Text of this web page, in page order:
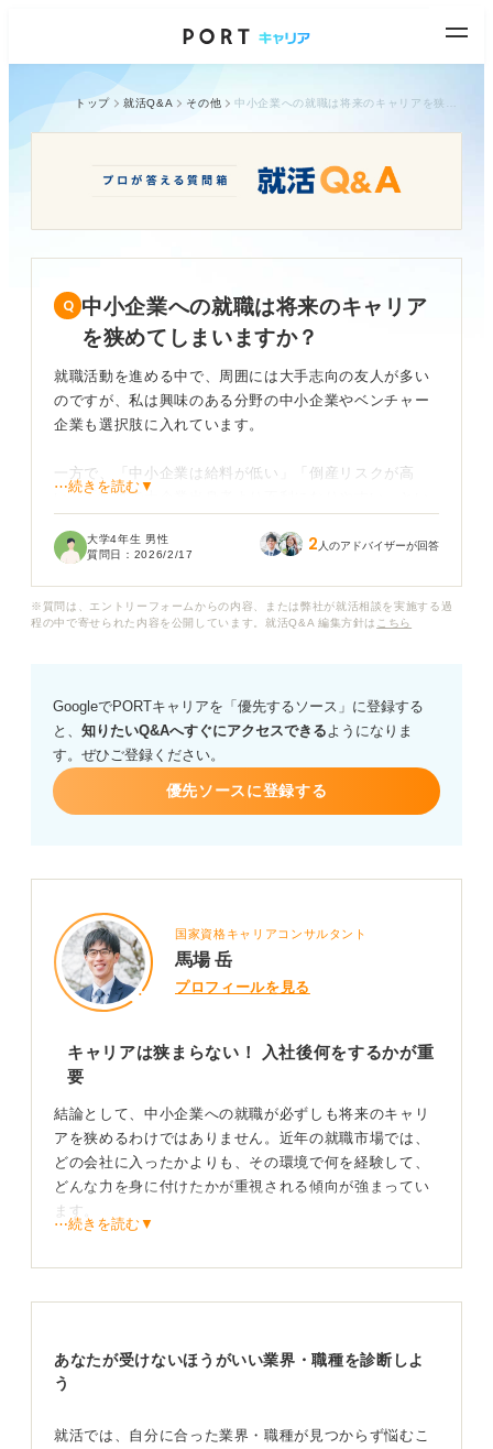
トップ 就活Q&A その他
中小企業への就職は将来のキャリア
を狭めてしまいますか？
就職活動を進める中で、周囲には大手志向の友人が多い
のですが、私は興味のある分野の中小企業やベンチャー
企業も選択肢に入れています。
一方で、「中小企業は給料が低い」「倒産リスクが高
い」「転職で大企業出身者より不利になりやすい」とい
いか不安に感じています。
リットは理解していますが、デメリットをどう受け止め
性や将来性を判断するためにチェックしておくべきポイ
ントは何でしょうか？また、将来の転職で不利にならな
いために、中小企業で働きながら意識的に身につけてお
くべきスキルや経験についてアドバイスをいただければ
幸いです。
⋯続きを読む▼
大学4年生 男性
質問日： 2026/2/17 2 人のアドバイザーが回答
※質問は、エントリーフォームからの内容、または弊社が就活相談を実施する過
程の中で寄せられた内容を公開しています。就活Q&A 編集方針は こちら
GoogleでPORTキャリアを「優先するソース」に登録する
と、 知りたいQ&Aへすぐにアクセスできるようになりま
す。ぜひご登録ください。
優先ソースに登録する
国家資格キャリアコンサルタント
馬場 岳
プロフィールを見る
キャリアは狭まらない！ 入社後何をするかが重
要
結論として、中小企業への就職が必ずしも将来のキャリ
アを狭めるわけではありません。近年の就職市場では、
どの会社に入ったかよりも、その環境で何を経験して、
どんな力を身に付けたかが重視される傾向が強まってい
ます。
合があるものの、その分若いうちから仕事の全体像にか
大切なのは企業基盤ではなく、事業が継続的に価値を生
み出しているかや、成長の余地があるかという視点で
⋯続きを読む▼
あなたが受けないほうがいい業界・職種を診断しよ
う
就活では、自分に合った業界・職種が見つからず悩むこ